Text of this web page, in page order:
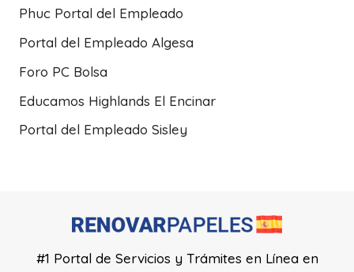
Phuc Portal del Empleado
Portal del Empleado Algesa
Foro PC Bolsa
Educamos Highlands El Encinar
Portal del Empleado Sisley
#1 Portal de Servicios y Trámites en Línea en